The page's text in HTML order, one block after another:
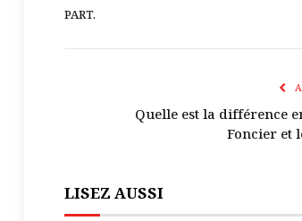
PART.
Quelle est la différence
Foncier et
LISEZ AUSSI